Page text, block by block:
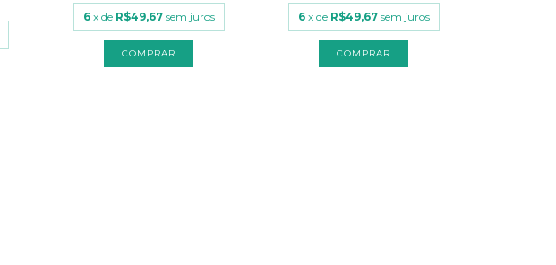
6 x de R$49,67 sem juros 6 x de R$49,67 sem juros